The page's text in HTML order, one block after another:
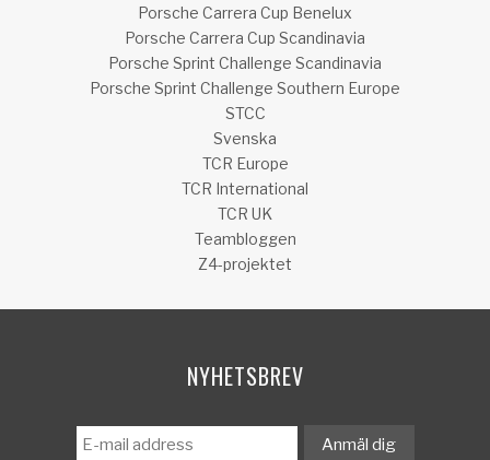
Porsche Carrera Cup Benelux
Porsche Carrera Cup Scandinavia
Porsche Sprint Challenge Scandinavia
Porsche Sprint Challenge Southern Europe
STCC
Svenska
TCR Europe
TCR International
TCR UK
Teambloggen
Z4-projektet
NYHETSBREV